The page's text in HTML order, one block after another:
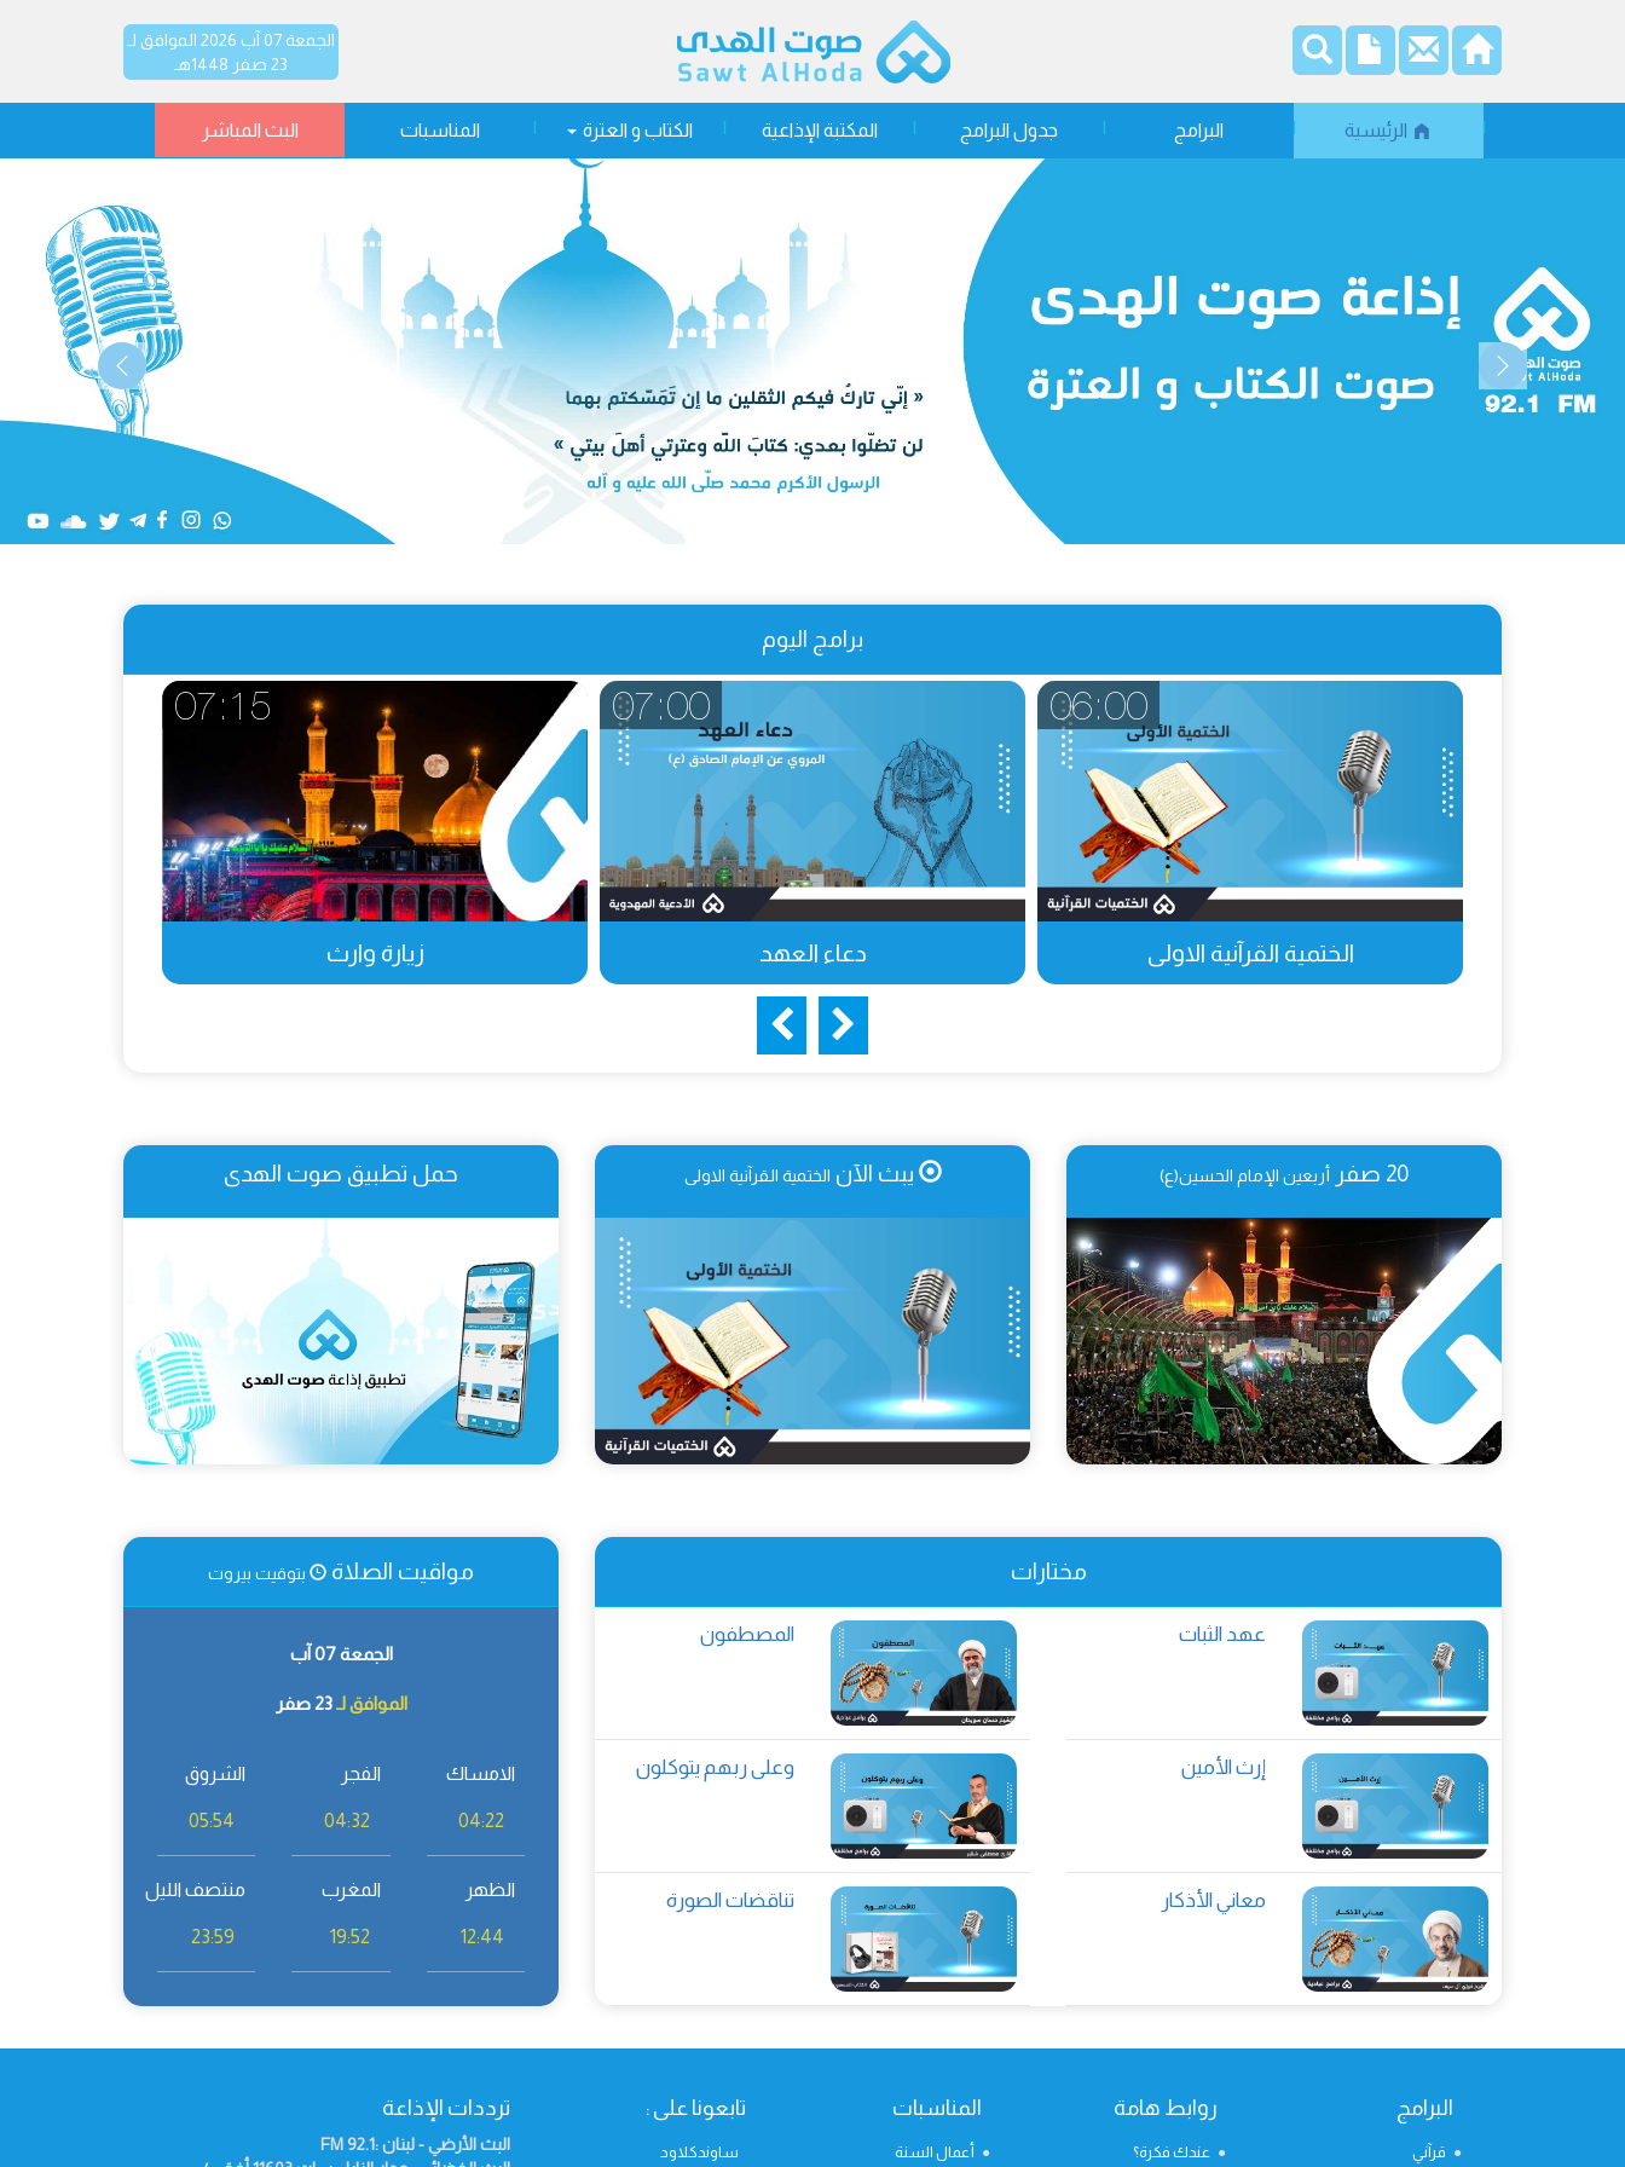
الجمعة 07 آب 2026 الموافق لـ
23 صفر 1448هـ
الرئيسية البرامج جدول البرامج المكتبة الإذاعية الكتاب و العترة المناسبات البث المباشر
برامج اليوم
06:00
الختمية القرآنية الاولى
07:00
دعاء العهد
07:15
زيارة وارث
20 صفر أربعين الإمام الحسين(ع) يبث الآن الختمية القرآنية الاولى حمل تطبيق صوت الهدى
مختارات
عهد الثبات المصطفون
إرث الأمين وعلى ربهم يتوكلون
معاني الأذكار تناقضات الصورة
مواقيت الصلاة بتوقيت بيروت
الجمعة 07 آب
الموافق لـ23 صفر
الامساك
04:22
الفجر
04:32
الشروق
05:54
الظهر
12:44
المغرب
19:52
منتصف الليل
23:59
البرامج
قرآني
روابط هامة
عندك فكرة؟
المناسبات
أعمال السنة
تابعونا على :
ساوندكلاود
ترددات الإذاعة
البث الأرضي - لبنان :92.1
FM